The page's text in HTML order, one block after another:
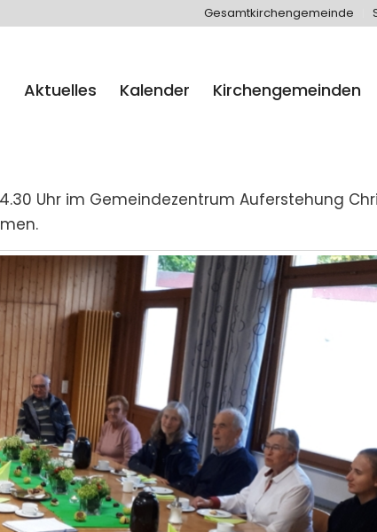
Gesamtkirchengemeinde
Aktuelles Kalender Kirchengemeinden
Uhr im Gemeindezentrum Auferstehung